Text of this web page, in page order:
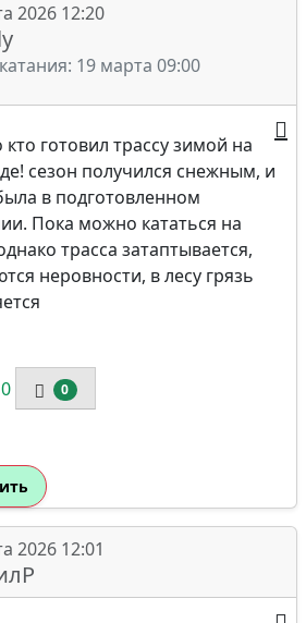
2026 12:20
19 марта 09:00
кто готовил трассу зимой на
сезон получился снежным, и
в подготовленном
Пока можно кататься на
трасса затаптывается,
неровности, в лесу грязь
0 0
2026 12:01